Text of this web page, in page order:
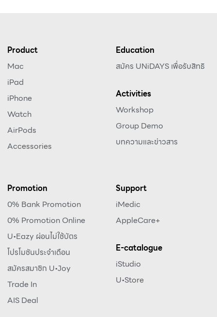
Product
Mac
iPad
iPhone
Watch
AirPods
Accessories
Education
สมัคร UNiDAYS เพื่อรับสิทธิ
Activities
Workshop
Group Demo
บทความและข่าวสาร
Promotion
0% Bank Promotion
0% Promotion Online
U•Eazy ผ่อนไม่ใช้บัตร
โปรโมชันประจำเดือน
สมัครสมาชิก U•Joy
Trade In
AIS Deal
Support
iMedic
AppleCare+
E-catalogue
iStudio
U•Store